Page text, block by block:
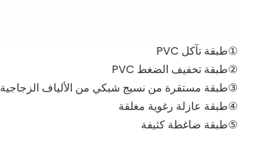
①طبقة تآكل PVC
②طبقة تخفيف الضغط PVC
③طبقة مستقرة من نسيج شبكي من الألياف الزجاجية
④طبقة عازلة رغوية مغلقة
⑤طبقة ضاغطة كثيفة